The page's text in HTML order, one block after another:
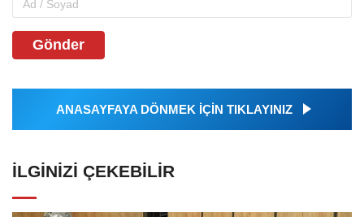
Gönder
ANASAYFAYA DÖNMEK İÇİN TIKLAYINIZ
İLGINIZI ÇEKEBILIR